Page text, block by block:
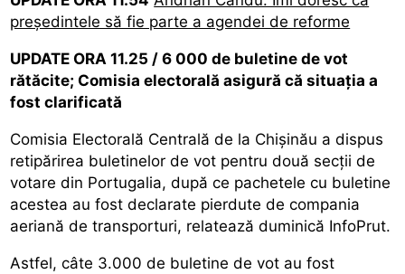
președintele să fie parte a agendei de reforme
UPDATE ORA 11.25 / 6 000 de buletine de vot
rătăcite; Comisia electorală asigură că situația a
fost clarificată
Comisia Electorală Centrală de la Chișinău a dispus
retipărirea buletinelor de vot pentru două secții de
votare din Portugalia, după ce pachetele cu buletine
acestea au fost declarate pierdute de compania
aeriană de transporturi, relatează duminică InfoPrut.
Astfel, câte 3.000 de buletine de vot au fost